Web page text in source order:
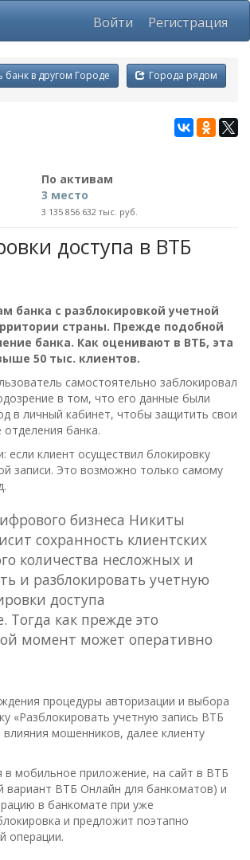
Войти Регистрация
Города рядом
банк в другом Городе
По активам
3 место
3 135 856 632 тыс. руб.
доступа в ВТБ
банка с разблокировкой учетной
страны. Прежде подобной
банка. Как оценивают в ВТБ, эта
50 тыс. клиентов.
самостоятельно заблокировал
в том, что его данные были
в личный кабинет, чтобы защитить свои
банка.
если клиент осуществил блокировку
записи. Это возможно только самому
бизнеса Никиты
сохранность клиентских
количества несложных и
и разблокировать учетную
доступа
как прежде это
момент может оперативно
процедуры авторизации и выбора
«Разблокировать учетную запись ВТБ
мошенников, далее клиенту
мобильное приложение, на сайт в ВТБ
вариант ВТБ Онлайн для банкоматов) и
в банкомате при уже
и предложит поэтапно
операции.